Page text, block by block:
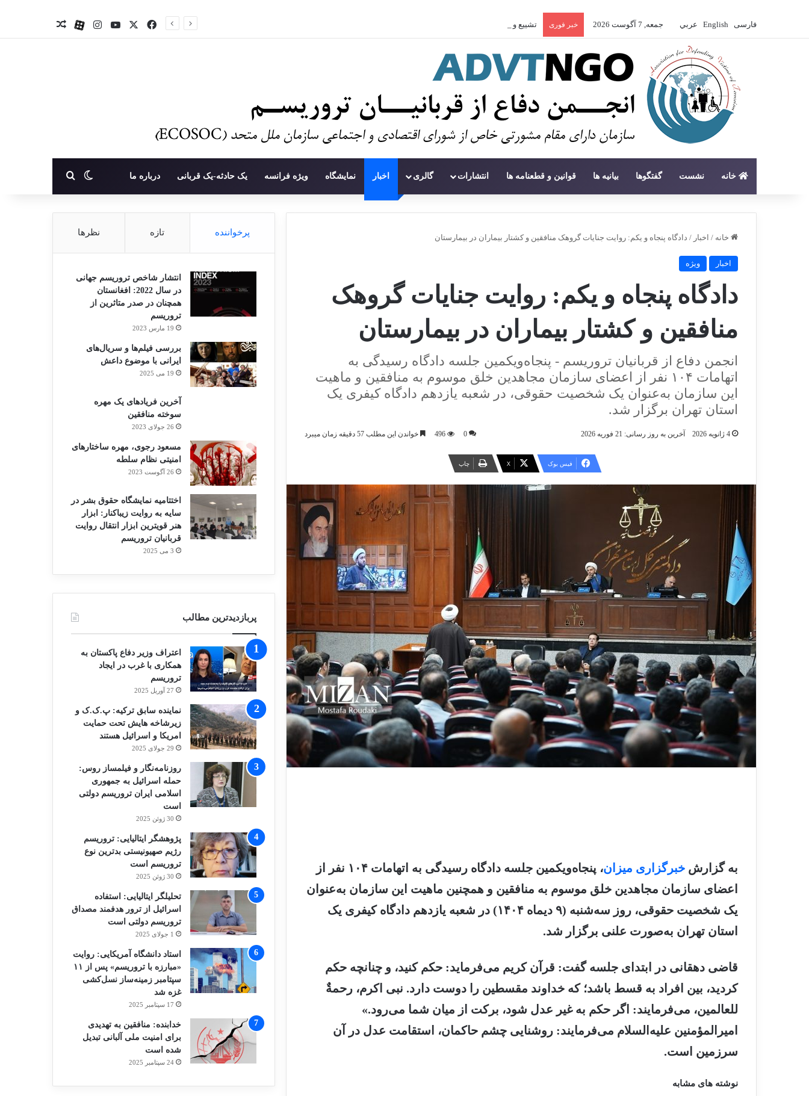
فارسی English عربي جمعه, 7 آگوست 2026 خبر فوری تشییع و دفن ۱۱۲ شهید در غزه پس از سه سال فیس بوکیوتیوباینستاگرام
آپاراتنوشته تصادفی
خانه نشست گفتگوها بیانیه ها قوانین و قطعنامه ها انتشارات گالری اخبار نمایشگاه ویژه فرانسه یک حادثه-یک قربانی درباره ما تغییر پوسته
جستجو برای
خانه / اخبار / دادگاه پنجاه و یکم: روایت جنایات گروهک منافقین و کشتار بیماران در بیمارستان
اخبار ویژه
دادگاه پنجاه و یکم: روایت جنایات گروهک
منافقین و کشتار بیماران در بیمارستان
انجمن دفاع از قربانیان تروریسم - پنجاه‌ویکمین جلسه دادگاه رسیدگی به
اتهامات ۱۰۴ نفر از اعضای سازمان مجاهدین خلق موسوم به منافقین و ماهیت
این سازمان به‌عنوان یک شخصیت حقوقی، در شعبه یازدهم دادگاه کیفری یک
استان تهران برگزار شد.
4 ژانویه 2026 آخرین به روز رسانی: 21 فوریه 2026 0
496 خواندن این مطلب 57 دقیقه زمان میبرد
فیس بوک X چاپ
به گزارش خبرگزاری میزان
، پنجاه‌ویکمین جلسه دادگاه رسیدگی به اتهامات ۱۰۴ نفر از
اعضای سازمان مجاهدین خلق موسوم به منافقین و همچنین ماهیت این سازمان به‌عنوان
یک شخصیت حقوقی، روز سه‌شنبه (۹ دیماه ۱۴۰۴) در شعبه یازدهم دادگاه کیفری یک
استان تهران به‌صورت علنی برگزار شد.
قاضی دهقانی در ابتدای جلسه گفت: قرآن کریم می‌فرماید: حکم کنید، و چنانچه حکم
کردید، بین افراد به قسط باشد؛ که خداوند مقسطین را دوست دارد. نبی اکرم، رحمةٌ
للعالمین، می‌فرمایند: اگر حکم به غیر عدل شود، برکت از میان شما می‌رود.»
امیرالمؤمنین علیه‌السلام می‌فرمایند: روشنایی چشم حاکمان، استقامت عدل در آن
سرزمین است.
نوشته های مشابه
پرخواننده تازه نظرها
انتشار شاخص تروریسم جهانی
در سال 2022: افغانستان
همچنان در صدر متاثرین از
تروریسم
19 مارس 2023
بررسی فیلم‌ها و سریال‌های
ایرانی با موضوع داعش
19 می 2025
آخرین فریادهای یک مهره
سوخته منافقین
26 جولای 2023
مسعود رجوی، مهره ساختارهای
امنیتی نظام سلطه
26 آگوست 2023
اختتامیه نمایشگاه حقوق بشر در
سایه به روایت زیباکنار: ابزار
هنر قویترین ابزار انتقال روایت
قربانیان تروریسم
3 می 2025
پربازدیدترین مطالب
اعتراف وزیر دفاع پاکستان به
همکاری با غرب در ایجاد
تروریسم
27 آوریل 2025
نماینده سابق ترکیه: پ.ک.ک و
زیرشاخه هایش تحت حمایت
امریکا و اسرائیل هستند
29 جولای 2025
روزنامه‌نگار و فیلمساز روس:
حمله اسرائیل به جمهوری
اسلامی ایران تروریسم دولتی
است
30 ژوئن 2025
پژوهشگر ایتالیایی: تروریسم
رژیم صهیونیستی بدترین نوع
تروریسم است
30 ژوئن 2025
تحلیلگر ایتالیایی: استفاده
اسرائیل از ترور هدفمند مصداق
تروریسم دولتی است
1 جولای 2025
استاد دانشگاه آمریکایی: روایت
«مبارزه با تروریسم» پس از ۱۱
سپتامبر زمینه‌ساز نسل‌کشی
غزه شد
17 سپتامبر 2025
خدابنده: منافقین به تهدیدی
برای امنیت ملی آلبانی تبدیل
شده است
24 سپتامبر 2025